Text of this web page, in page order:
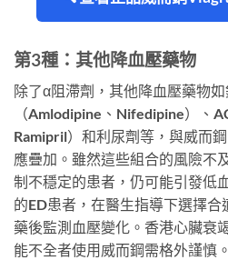
第3種：其他降血壓藥物
除了α阻滯劑，其他降血壓藥物
（Amlodipine、Nifedipine）、
Ramipril）和利尿劑等，與威而
應疊加。雖然這些組合的風險不
制不穩定的患者，仍可能引發低
的ED患者，在醫生指導下選擇合
藥後監測血壓變化。香港心臟衰
能不全者使用威而鋼需格外謹慎。